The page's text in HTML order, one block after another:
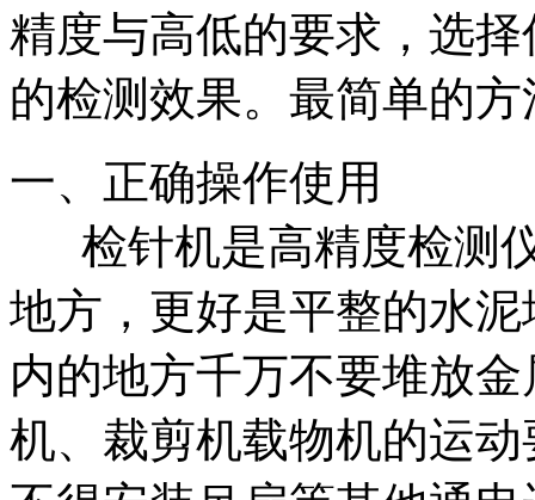
精度与高低的要求，选
的检测效果。最简单的
一、正确操作使用
检针机是高精度检测
地方，更好是平整的水
内的地方千万不要堆放
机、裁剪机载物机的运